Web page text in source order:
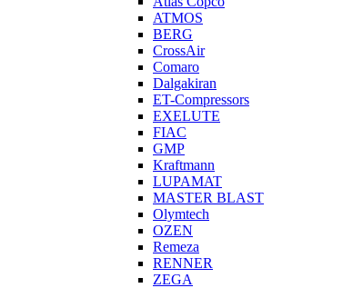
ATMOS
BERG
CrossAir
Comaro
Dalgakiran
ET-Compressors
EXELUTE
FIAC
GMP
Kraftmann
LUPAMAT
MASTER BLAST
Olymtech
OZEN
Remeza
RENNER
ZEGA